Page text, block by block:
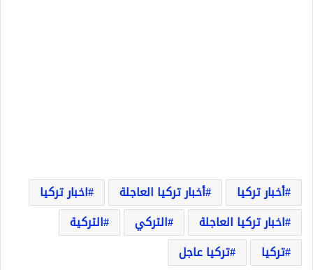
أخبار تركيا أخبار تركيا العاجلة
اخبار تركيا
اخبار تركيا العاجلة
التركي
التركية
تركيا
تركيا عاجل